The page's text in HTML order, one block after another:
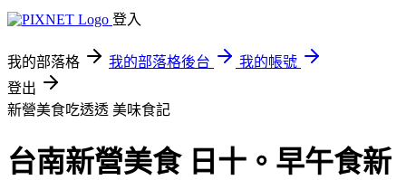
登入
我的部落格 我的部落格後台
我的帳號
登出
新營美食吃透透 美味食記
台南新營美食 日十。早午食新